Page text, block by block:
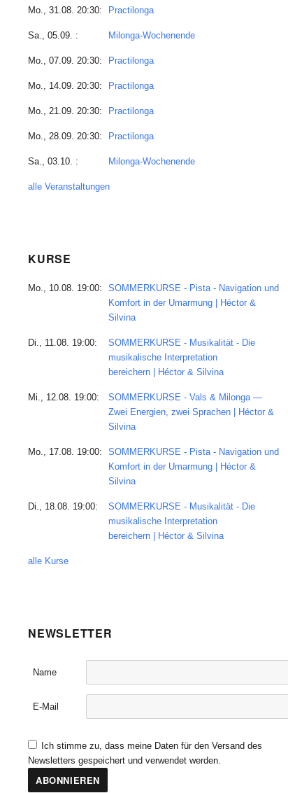
Mo., 31.08. 20:30: Practilonga
Sa., 05.09. : Milonga-Wochenende
Mo., 07.09. 20:30: Practilonga
Mo., 14.09. 20:30: Practilonga
Mo., 21.09. 20:30: Practilonga
Mo., 28.09. 20:30: Practilonga
Sa., 03.10. : Milonga-Wochenende
alle Veranstaltungen
KURSE
Mo., 10.08. 19:00:
SOMMERKURSE - Pista - Navigation und
Komfort in der Umarmung | Héctor &
Silvina
Di., 11.08. 19:00:
SOMMERKURSE - Musikalität - Die
musikalische Interpretation
bereichern | Héctor & Silvina
Mi., 12.08. 19:00:
SOMMERKURSE - Vals & Milonga —
Zwei Energien, zwei Sprachen | Héctor &
Silvina
Mo., 17.08. 19:00:
SOMMERKURSE - Pista - Navigation und
Komfort in der Umarmung | Héctor &
Silvina
Di., 18.08. 19:00:
SOMMERKURSE - Musikalität - Die
musikalische Interpretation
bereichern | Héctor & Silvina
alle Kurse
NEWSLETTER
Name
E-Mail
Ich stimme zu, dass meine Daten für den Versand des
Newsletters gespeichert und verwendet werden.